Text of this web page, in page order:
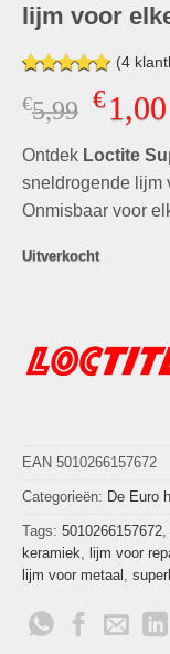
lijm voor
Gewaardeerd
5.00 op 5
gebaseerd
waarderingen
(4
€5,99
prijs
was:
€5,99.
€1,00
Ontdek Loctite
sneldrogende lijm
Onmisbaar voor
Uitverkocht
EAN 5010266157672
Categorieën: De Euro
Tags: 5010266157672
keramiek
lijm voor
lijm voor metaal